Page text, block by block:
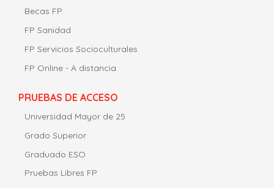
Becas FP
FP Sanidad
FP Servicios Socioculturales
FP Online - A distancia
PRUEBAS DE ACCESO
Universidad Mayor de 25
Grado Superior
Graduado ESO
Pruebas Libres FP